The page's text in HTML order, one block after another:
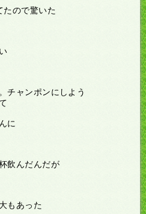
たので驚いた
チャンポンにしよう
に
飲んだんだが
もあった